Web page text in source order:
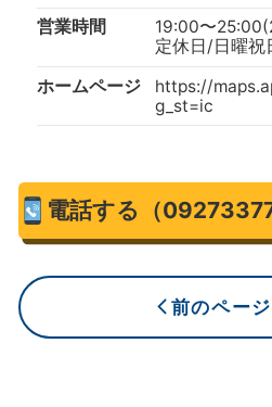
営業時間
19:00〜
定休日/日曜祝
ホームページ
https://
g_st=ic
電話する（
arrow_back_ios_new 前のペー